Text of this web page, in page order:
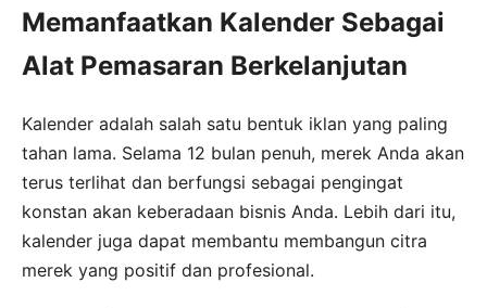
Memanfaatkan Kalender Sebagai
Alat Pemasaran Berkelanjutan
Kalender adalah salah satu bentuk iklan yang paling
tahan lama. Selama 12 bulan penuh, merek Anda akan
terus terlihat dan berfungsi sebagai pengingat
konstan akan keberadaan bisnis Anda. Lebih dari itu,
kalender juga dapat membantu membangun citra
merek yang positif dan profesional.